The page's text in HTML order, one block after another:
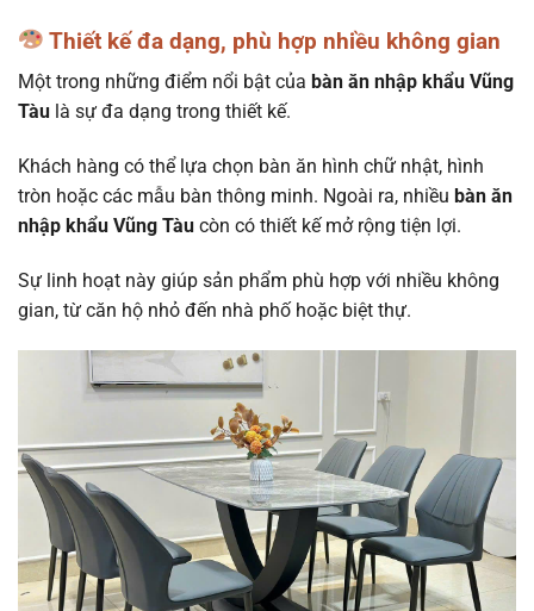
Thiết kế đa dạng, phù hợp nhiều không gian
Một trong những điểm nổi bật của bàn ăn nhập khẩu Vũng
Tàu là sự đa dạng trong thiết kế.
Khách hàng có thể lựa chọn bàn ăn hình chữ nhật, hình
tròn hoặc các mẫu bàn thông minh. Ngoài ra, nhiều bàn ăn
nhập khẩu Vũng Tàu còn có thiết kế mở rộng tiện lợi.
Sự linh hoạt này giúp sản phẩm phù hợp với nhiều không
gian, từ căn hộ nhỏ đến nhà phố hoặc biệt thự.